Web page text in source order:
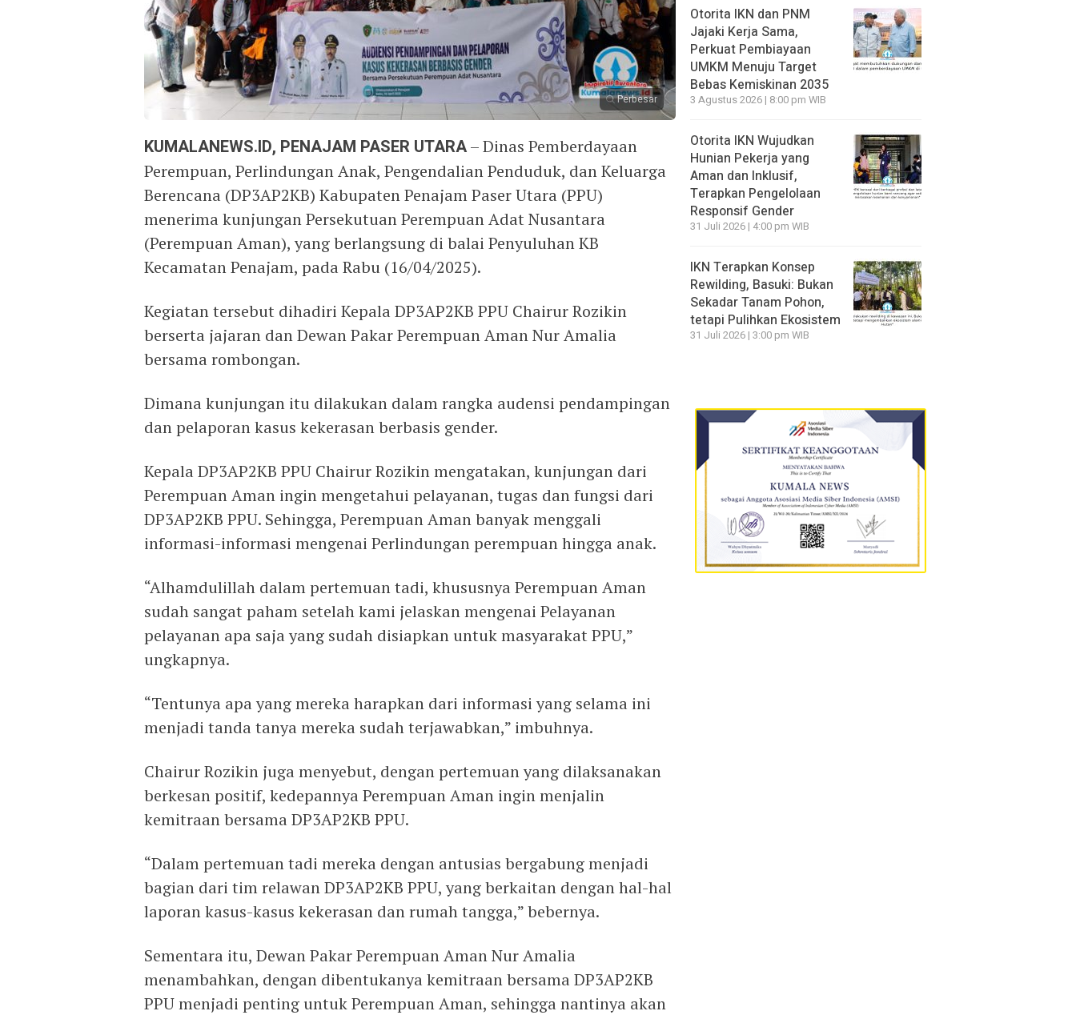
Perbesar
KUMALANEWS.ID, PENAJAM PASER UTARA– Dinas Pemberdayaan
Perempuan, Perlindungan Anak, Pengendalian Penduduk, dan Keluarga
Berencana (DP3AP2KB) Kabupaten Penajam Paser Utara (PPU)
menerima kunjungan Persekutuan Perempuan Adat Nusantara
(Perempuan Aman), yang berlangsung di balai Penyuluhan KB
Kecamatan Penajam, pada Rabu (16/04/2025).
Kegiatan tersebut dihadiri Kepala DP3AP2KB PPU Chairur Rozikin
berserta jajaran dan Dewan Pakar Perempuan Aman Nur Amalia
bersama rombongan.
Dimana kunjungan itu dilakukan dalam rangka audensi pendampingan
dan pelaporan kasus kekerasan berbasis gender.
Kepala DP3AP2KB PPU Chairur Rozikin mengatakan, kunjungan dari
Perempuan Aman ingin mengetahui pelayanan, tugas dan fungsi dari
DP3AP2KB PPU. Sehingga, Perempuan Aman banyak menggali
informasi-informasi mengenai Perlindungan perempuan hingga anak.
“Alhamdulillah dalam pertemuan tadi, khususnya Perempuan Aman
sudah sangat paham setelah kami jelaskan mengenai Pelayanan
pelayanan apa saja yang sudah disiapkan untuk masyarakat PPU,”
ungkapnya.
“Tentunya apa yang mereka harapkan dari informasi yang selama ini
menjadi tanda tanya mereka sudah terjawabkan,” imbuhnya.
Chairur Rozikin juga menyebut, dengan pertemuan yang dilaksanakan
berkesan positif, kedepannya Perempuan Aman ingin menjalin
kemitraan bersama DP3AP2KB PPU.
“Dalam pertemuan tadi mereka dengan antusias bergabung menjadi
bagian dari tim relawan DP3AP2KB PPU, yang berkaitan dengan hal-hal
laporan kasus-kasus kekerasan dan rumah tangga,” bebernya.
Sementara itu, Dewan Pakar Perempuan Aman Nur Amalia
menambahkan, dengan dibentukanya kemitraan bersama DP3AP2KB
PPU menjadi penting untuk Perempuan Aman, sehingga nantinya akan
Otorita IKN dan PNM
Jajaki Kerja Sama,
Perkuat Pembiayaan
UMKM Menuju Target
Bebas Kemiskinan 2035
3 Agustus 2026 | 8:00 pm WIB
Otorita IKN Wujudkan
Hunian Pekerja yang
Aman dan Inklusif,
Terapkan Pengelolaan
Responsif Gender
31 Juli 2026 | 4:00 pm WIB
IKN Terapkan Konsep
Rewilding, Basuki: Bukan
Sekadar Tanam Pohon,
tetapi Pulihkan Ekosistem
31 Juli 2026 | 3:00 pm WIB